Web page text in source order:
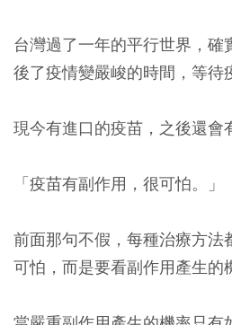
台灣過了一年的平行世界，確
後了疫情變嚴峻的時間，等待
現今有進口的疫苗，之後還會
「疫苗有副作用，很可怕。」
前面那句不假，每種治療方法
可怕，而是要看副作用產生的